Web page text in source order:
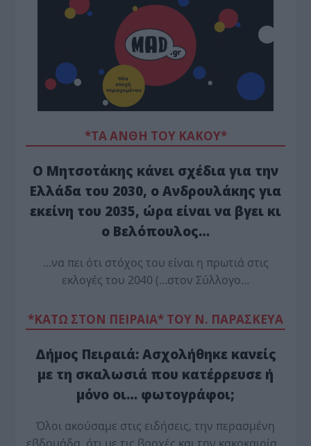
*ΤΑ ΆΝΘΗ ΤΟΥ ΚΑΚΟΎ*
Ο Μητσοτάκης κάνει σχέδια για την
Ελλάδα του 2030, ο Ανδρουλάκης για
εκείνη του 2035, ώρα είναι να βγει κι
ο Βελόπουλος…
…να πει ότι στόχος του είναι η πρωτιά στις
εκλογές του 2040 (…στον Σύλλογο…
*ΚΑΤΩ ΣΤΟΝ ΠΕΙΡΑΙΑ* ΤΟΥ Ν. ΠΑΡΑΣΚΕΥΑ
Δήμος Πειραιά: Ασχολήθηκε κανείς
με τη σκαλωσιά που κατέρρευσε ή
μόνο οι… φωτογράφοι;
Όλοι ακούσαμε στις ειδήσεις, την περασμένη
εβδομάδα, ότι με τις βροχές και την κακοκαιρία…